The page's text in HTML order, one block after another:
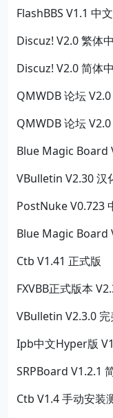
FlashBBS V1.1 中
Discuz! V2.0 繁体
Discuz! V2.0 简体
QMWDB 论坛
QMWDB 论坛 V2.0
Blue Magic Board
VBulletin V2.30 汉
PostNuke V0.723
Blue Magic Board
Ctb V1.41 正式版
FXVBB正式版本
VBulletin V2.3.0
Ipb中文Hyper版
SRPBoard V1.2.1
Ctb V1.4 手动安装